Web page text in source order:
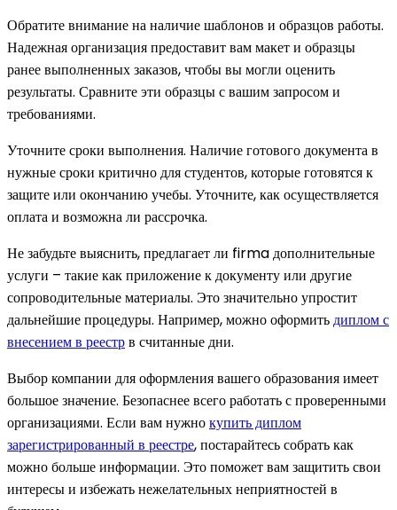
Обратите внимание на наличие шаблонов и образцов работы.
Надежная организация предоставит вам макет и образцы
ранее выполненных заказов, чтобы вы могли оценить
результаты. Сравните эти образцы с вашим запросом и
требованиями.
Уточните сроки выполнения. Наличие готового документа в
нужные сроки критично для студентов, которые готовятся к
защите или окончанию учебы. Уточните, как осуществляется
оплата и возможна ли рассрочка.
Не забудьте выяснить, предлагает ли firma дополнительные
услуги – такие как приложение к документу или другие
сопроводительные материалы. Это значительно упростит
дальнейшие процедуры. Например, можно оформитьдиплом с
внесением в реестрв считанные дни.
Выбор компании для оформления вашего образования имеет
большое значение. Безопаснее всего работать с проверенными
организациями. Если вам нужнокупить диплом
зарегистрированный в реестре, постарайтесь собрать как
можно больше информации. Это поможет вам защитить свои
интересы и избежать нежелательных неприятностей в